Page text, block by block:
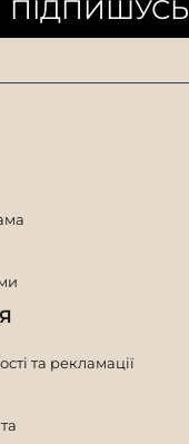
ПІДПИШУСЬ
та рекламації